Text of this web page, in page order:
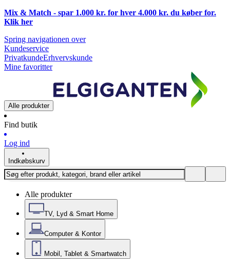
Mix & Match - spar 1.000 kr. for hver 4.000 kr. du køber for.
Klik her
Spring navigationen over
Kundeservice
PrivatkundeErhvervskunde
Mine favoritter
Alle produkter
Find butik
Log ind
Indkøbskurv
Alle produkter
TV, Lyd & Smart Home
Computer & Kontor
Mobil, Tablet & Smartwatch